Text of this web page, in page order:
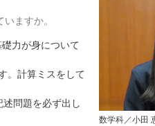
ますか。
力が身について
。計算ミスをして
問題を必ず出し
数学科／小田